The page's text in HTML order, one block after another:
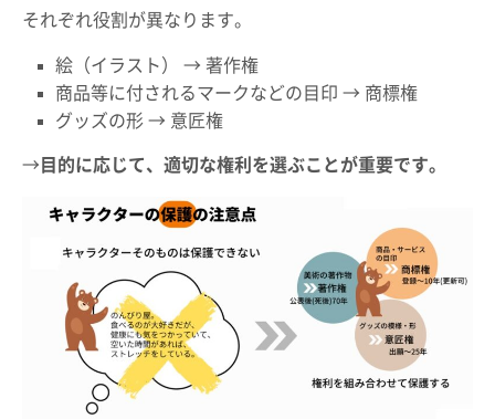
それぞれ役割が異なります。
絵（イラスト） → 著作権
商品等に付されるマークなどの目印 → 商標権
グッズの形 → 意匠権
→ 目的に応じて、適切な権利を選ぶことが重要です。